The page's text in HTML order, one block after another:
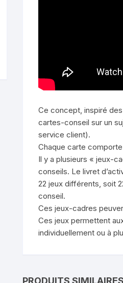
Ce concept, inspiré
cartes-conseil sur un
service client).
Chaque carte
Il y a plusieurs « jeux-
conseils. Le livret
22 jeux différents, soit
conseil.
Ces jeux-cadres
Ces jeux permettent
individuellement ou à
PRODUITS SIMILAIRES